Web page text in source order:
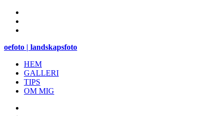
oefoto | landskapsfoto
HEM
GALLERI
TIPS
OM MIG